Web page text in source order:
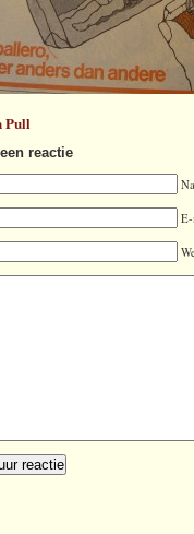
Pull
reactie